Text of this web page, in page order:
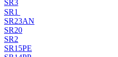
SR3
SR1
SR23AN
SR20
SR2
SR15PE